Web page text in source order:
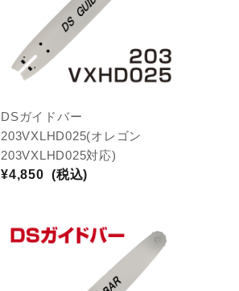
DSガイドバー
203VXLHD025(オレゴン
203VXLHD025対応)
¥4,850 (税込)